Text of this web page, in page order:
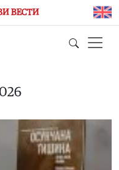
ВЕСТИ